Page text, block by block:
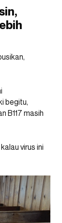
begitu,
B117 masih
virus ini